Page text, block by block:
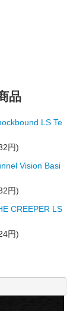
品
LS Te
円)
Vision Basi
円)
CREEPER LS
円)